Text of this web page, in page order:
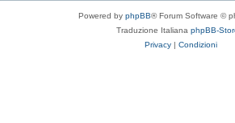
Powered by phpBB® Forum Software ©
Traduzione Italiana phpBB-
Privacy | Condizioni